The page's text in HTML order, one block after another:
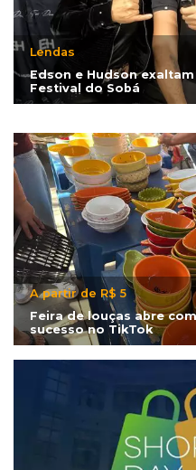
Lendas
Edson e Hudson
Festival do Sobá
A partir de R$ 5
Feira de louças abre
sucesso no TikTok